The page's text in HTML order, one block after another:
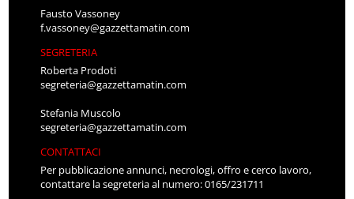
Fausto Vassoney
f.vassoney@gazzettamatin.com
SEGRETERIA
Roberta Prodoti
segreteria@gazzettamatin.com
Stefania Muscolo
segreteria@gazzettamatin.com
CONTATTACI
Per pubblicazione annunci, necrologi, offro e cerco lavoro,
contattare la segreteria al numero: 0165/231711